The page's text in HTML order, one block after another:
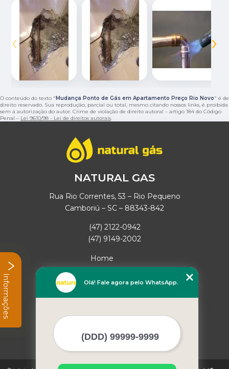
‹ ›
O conteúdo do texto "Mudança Ponto de Gás em Apartamento Preço Rio Novo" é de
direito reservado. Sua reprodução, parcial ou total, mesmo citando nossos links, é proibida
sem a autorização do autor. Crime de violação de direito autoral – artigo 184 do Código
Penal – Lei 9610/98 - Lei de direitos autorais.
NATURAL GAS
Rua Rio Correntes, 53 – Rio Pequeno
Camboriú – SC – 88343-842
(47) 2122-0942
(47) 9149-2002
Home
Empresa
Missão
Mapa do site
Olá! Fale agora pelo WhatsApp.
Informações